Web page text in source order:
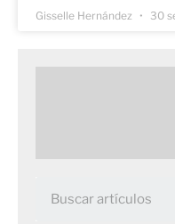
Gisselle Hernández 30